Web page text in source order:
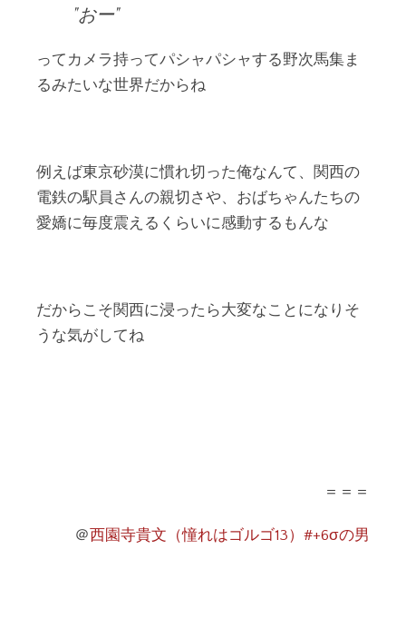
おー
ってカメラ持ってパシャパシャする野次馬集ま
るみたいな世界だからね
例えば東京砂漠に慣れ切った俺なんて、関西の
電鉄の駅員さんの親切さや、おばちゃんたちの
愛嬌に毎度震えるくらいに感動するもんな
だからこそ関西に浸ったら大変なことになりそ
うな気がしてね
＝＝＝
＠西園寺貴文（憧れはゴルゴ13）#+6σの男